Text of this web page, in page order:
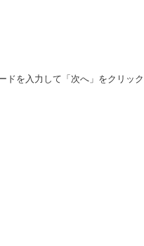
ドを入力して「次へ」をクリック